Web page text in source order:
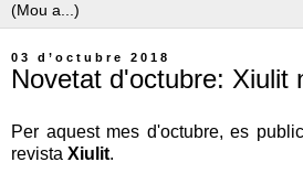
03 d’octubre 2018
Novetat d'octubre: Xiulit
Per aquest mes d'octubre, es
revista Xiulit.